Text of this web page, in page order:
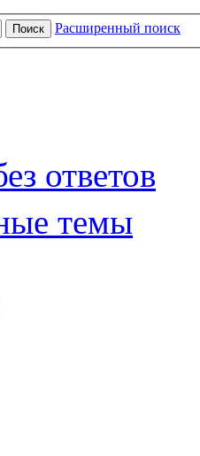
Поиск Расширенный поиск
ответов
темы